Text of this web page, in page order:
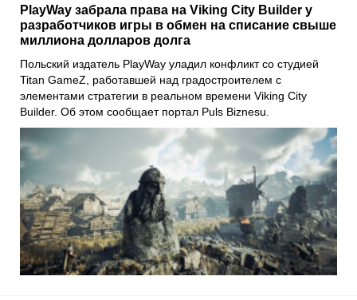
PlayWay забрала права на Viking City Builder у
разработчиков игры в обмен на списание свыше
миллиона долларов долга
Польский издатель PlayWay уладил конфликт со студией
Titan GameZ, работавшей над градостроителем с
элементами стратегии в реальном времени Viking City
Builder. Об этом сообщает портал Puls Biznesu.